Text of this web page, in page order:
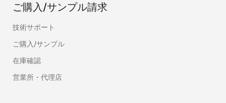
ご購入/サンプル請求
技術サポート
ご購入/サンプル
在庫確認
営業所・代理店